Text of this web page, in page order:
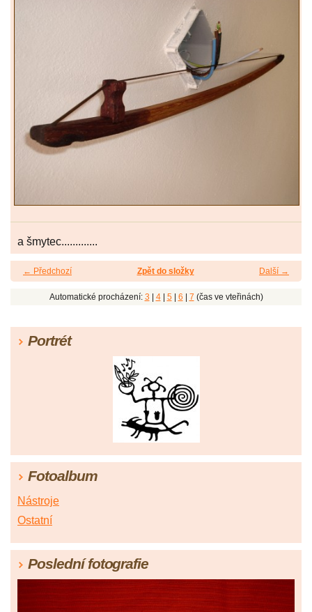
a šmytec.............
← Předchozí Další →
Zpět do složky
Automatické procházení: 3 4| 5| 6 7 (čas ve vteřinách)
Portrét
Fotoalbum
Nástroje
Ostatní
Poslední fotografie